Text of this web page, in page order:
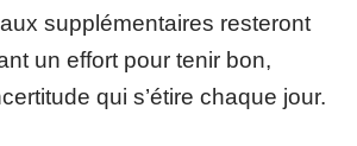
supplémentaires resteront
un effort pour tenir bon,
qui s’étire chaque jour.